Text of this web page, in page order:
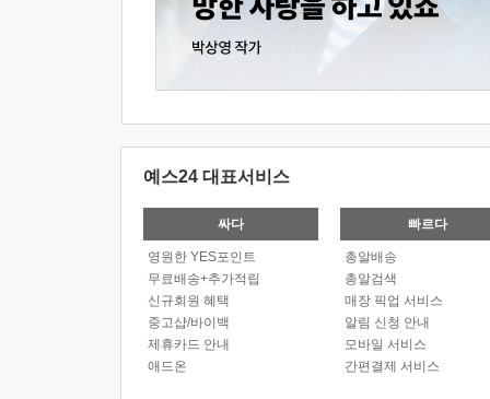
예스24 대표서비스
싸다
영원한 YES포인트
무료배송+추가적립
신규회원 혜택
중고샵/바이백
제휴카드 안내
애드온
빠르다
총알배송
총알검색
매장 픽업 서비스
알림 신청 안내
모바일 서비스
간편결제 서비스